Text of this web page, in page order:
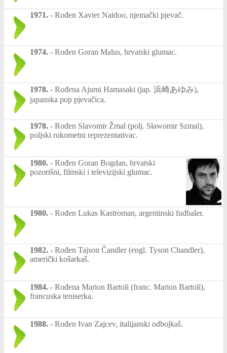
1971. - Rođen Xavier Naidoo, njemački pjevač.
1974. - Rođen Goran Malus, hrvatski glumac.
1978. - Rođena Ajumi Hamasaki (jap. 浜崎あゆみ),
japanska pop pjevačica.
1978. - Rođen Slavomir Žmal (polj. Sławomir Szmal),
poljski rukometni reprezentativac.
1980. - Rođen Goran Bogdan, hrvatski
pozorišni, filmski i televizijski glumac.
1980. - Rođen Lukas Kastroman, argentinski fudbaler.
1982. - Rođen Tajson Čandler (engl. Tyson Chandler),
američki košarkaš.
1984. - Rođena Marion Bartoli (franc. Marion Bartoli),
francuska teniserka.
1988. - Rođen Ivan Zajcev, italijanski odbojkaš.